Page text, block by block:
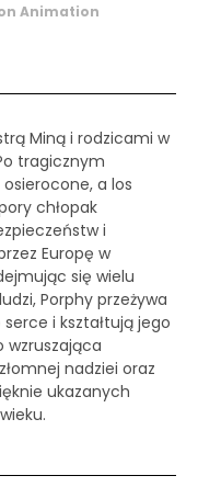
Animation
Miną i rodzicami w
tragicznym
a los
chłopak
i
Europę w
się wielu
Porphy przeżywa
i kształtują jego
wzruszająca
nadziei oraz
ukazanych